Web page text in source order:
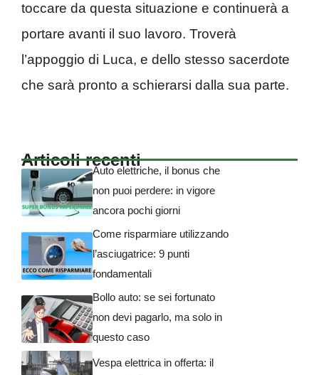
toccare da questa situazione e continuerà a
portare avanti il suo lavoro. Troverà
l’appoggio di Luca, e dello stesso sacerdote
che sarà pronto a schierarsi dalla sua parte.
Articoli recenti
Auto elettriche, il bonus che
non puoi perdere: in vigore
ancora pochi giorni
Come risparmiare utilizzando
l’asciugatrice: 9 punti
fondamentali
Bollo auto: se sei fortunato
non devi pagarlo, ma solo in
questo caso
Vespa elettrica in offerta: il